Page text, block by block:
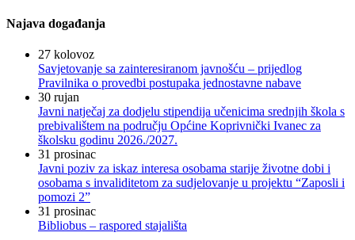
Najava događanja
27 kolovoz
Savjetovanje sa zainteresiranom javnošću – prijedlog
Pravilnika o provedbi postupaka jednostavne nabave
30 rujan
Javni natječaj za dodjelu stipendija učenicima srednjih škola s
prebivalištem na području Općine Koprivnički Ivanec za
školsku godinu 2026./2027.
31 prosinac
Javni poziv za iskaz interesa osobama starije životne dobi i
osobama s invaliditetom za sudjelovanje u projektu “Zaposli i
pomozi 2”
31 prosinac
Bibliobus – raspored stajališta